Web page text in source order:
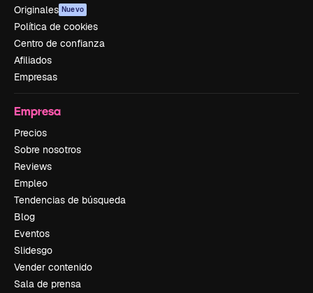
Originales Nuevo
Política de cookies
Centro de confianza
Afiliados
Empresas
Empresa
Precios
Sobre nosotros
Reviews
Empleo
Tendencias de búsqueda
Blog
Eventos
Slidesgo
Vender contenido
Sala de prensa